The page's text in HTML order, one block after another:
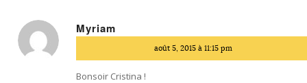
Myriam
:
août 5, 2015 à 11:15 pm
Bonsoir Cristina !